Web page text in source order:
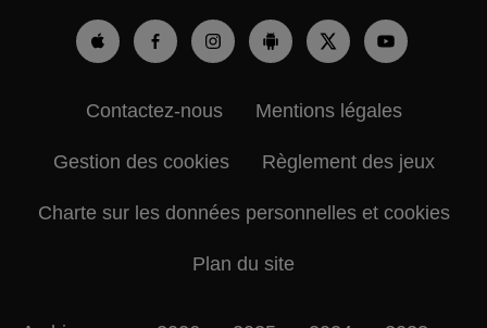
Contactez-nous Mentions légales
Gestion des cookies Règlement des jeux
Charte sur les données personnelles et cookies
Plan du site